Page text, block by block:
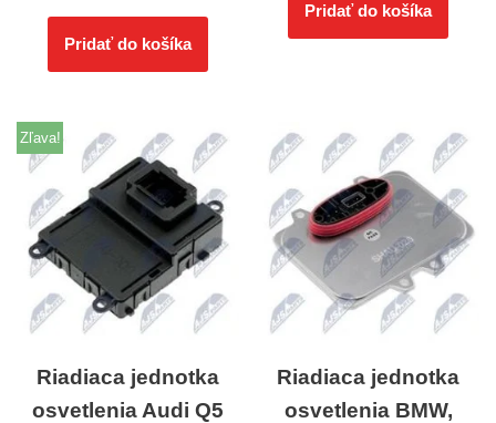
Pridať do košíka
Pridať do košíka
Zľava!
Riadiaca jednotka
osvetlenia Audi Q5
Riadiaca jednotka
osvetlenia BMW,